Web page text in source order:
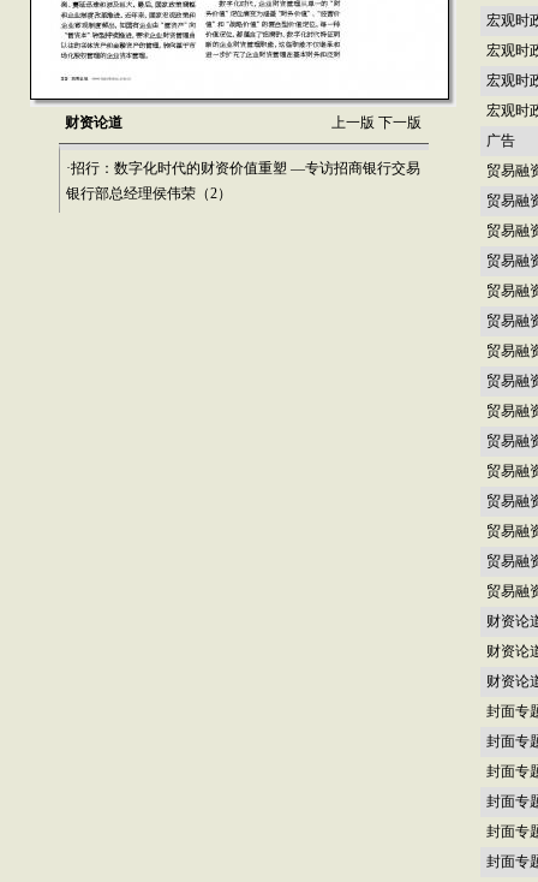
财资论道 上一版 下一版
·招行：数字化时代的财资价值重塑 —专访招商银行交易
银行部总经理侯伟荣（2）
宏观时
宏观时
宏观时
宏观时
广告
贸易融
贸易融
贸易融
贸易融
贸易融
贸易融
贸易融
贸易融
贸易融
贸易融
贸易融
贸易融
贸易融
贸易融
贸易融
财资论
财资论
财资论
封面专
封面专
封面专
封面专
封面专
封面专